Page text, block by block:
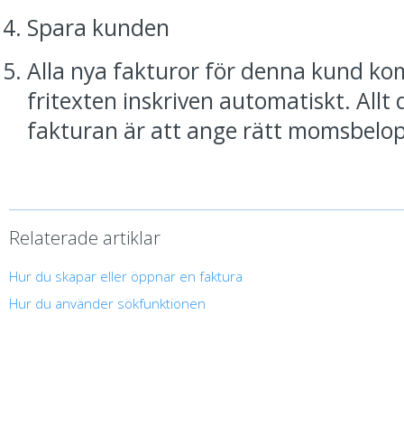
Spara kunden
Alla nya fakturor för denna kund
fritexten inskriven automatiskt. Allt
fakturan är att ange rätt
Relaterade artiklar
Hur du skapar eller öppnar en faktura
Hur du använder sökfunktionen